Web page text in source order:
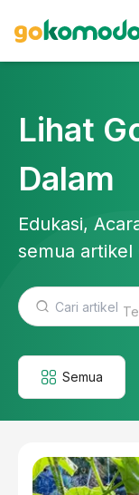
Lihat
Dalam
Edukasi,
semua artikel
Semua